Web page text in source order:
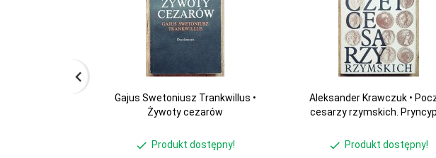
Gajus Swetoniusz Trankwillus •
Żywoty cezarów
Produkt dostępny!
Aleksander Krawczuk •
cesarzy rzymskich.
Produkt dostępny!